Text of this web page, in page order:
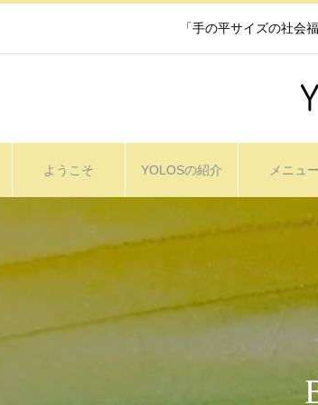
「手の平サイズの社会
ようこそ YOLOSの紹介 メニュー